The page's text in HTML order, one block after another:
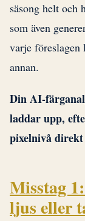
säsong helt och
som även
varje
annan.
Din AI-
laddar upp,
pixelnivå
Misstag
ljus eller